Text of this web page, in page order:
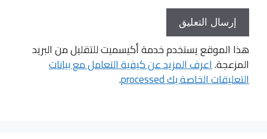
هذا الموقع يستخدم خدمة أكيسميت للتقليل من البريد
المزعجة.اعرف المزيد عن كيفية التعامل مع بيانات
التعليقات الخاصة بك processed .